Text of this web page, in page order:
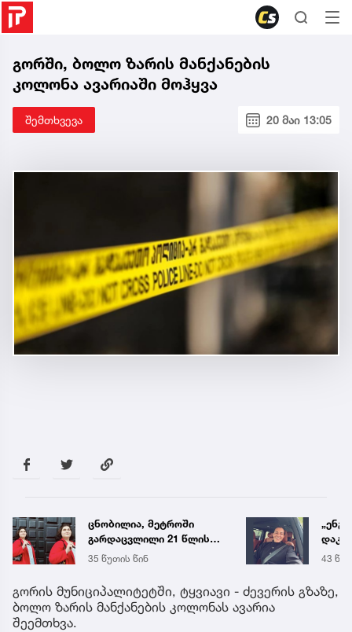
გორში, ბოლო ზარის მანქანების
კოლონა ავარიაში მოჰყვა
შემთხვევა 20 მაი 13:05
ცნობილია, მეტროში
გარდაცვლილი 21 წლის
მარიამ ტყემალაძის
ექსპერტიზის დასკვნა
35 წუთის წინ 43
გორის მუნიციპალიტეტში, ტყვიავი - ძევერის გზაზე,
ბოლო ზარის მანქანების კოლონას ავარია
შეემთხვა.